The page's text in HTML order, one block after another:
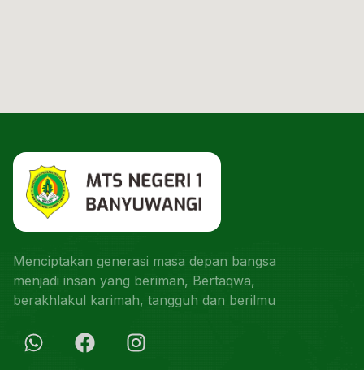
Menciptakan generasi masa depan bangsa
menjadi insan yang beriman, Bertaqwa,
berakhlakul karimah, tangguh dan berilmu